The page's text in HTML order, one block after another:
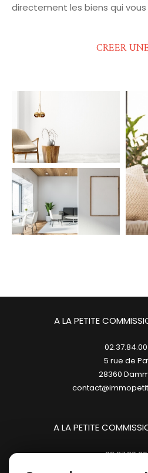
directement les biens qui
CREER
A LA PETITE
A LA PETITE
5 rue de
28360